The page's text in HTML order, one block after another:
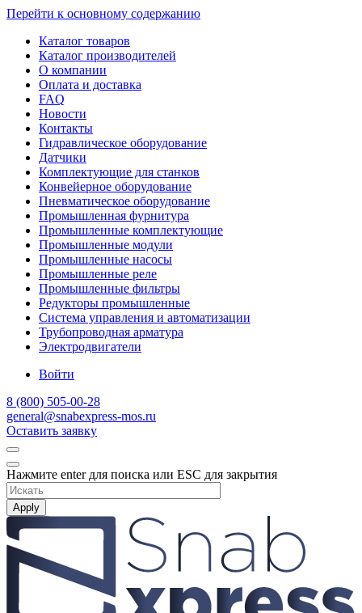
Перейти к основному содержанию
Каталог товаров
Каталог производителей
О компании
Оплата и доставка
FAQ
Новости
Контакты
Гидравлическое оборудование
Датчики
Комплектующие для станков
Конвейерное оборудование
Пневматическое оборудование
Промышленная фурнитура
Промышленные комплектующие
Промышленные модули
Промышленные насосы
Промышленные реле
Промышленные фильтры
Редукторы промышленные
Система управления и автоматизации
Трубопроводная арматура
Электродвигатели
Войти
8 (800) 505-00-28
general@snabexpress-mos.ru
Оставить заявку
Нажмите enter для поиска или ESC для закрытия
Apply